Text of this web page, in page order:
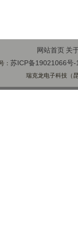
网站首页 关
： 苏ICP备19021066号-
瑞克龙电子科技（